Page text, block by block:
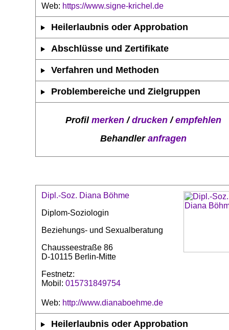
Web: https://www.signe-krichel.de
Heilerlaubnis oder Approbation
Abschlüsse und Zertifikate
Verfahren und Methoden
Problembereiche und Zielgruppen
Profil merken/drucken/empfehlen
Behandler anfragen
Dipl.-Soz. Diana Böhme
Diplom-Soziologin
Beziehungs- und Sexualberatung
Chausseestraße 86
D-10115 Berlin-Mitte
Festnetz:
Mobil: 015731849754
Web: http://www.dianaboehme.de
Heilerlaubnis oder Approbation